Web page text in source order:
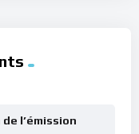
l’émission